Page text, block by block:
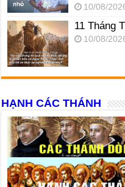
10/08/
11 Tháng
10/08/
HẠNH CÁC THÁNH